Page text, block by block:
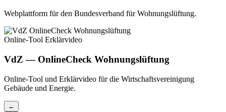
Webplattform für den Bundesverband für Wohnungslüftung.
Online-Tool Erklärvideo
VdZ — OnlineCheck Wohnungslüftung
Online-Tool und Erklärvideo für die Wirtschaftsvereinigung
Gebäude und Energie.
←